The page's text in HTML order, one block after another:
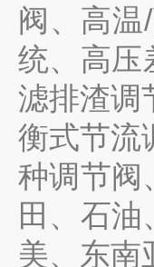
阀、高温/
统、高压
滤排渣调
衡式节流
种调节阀
田、石
美、东南